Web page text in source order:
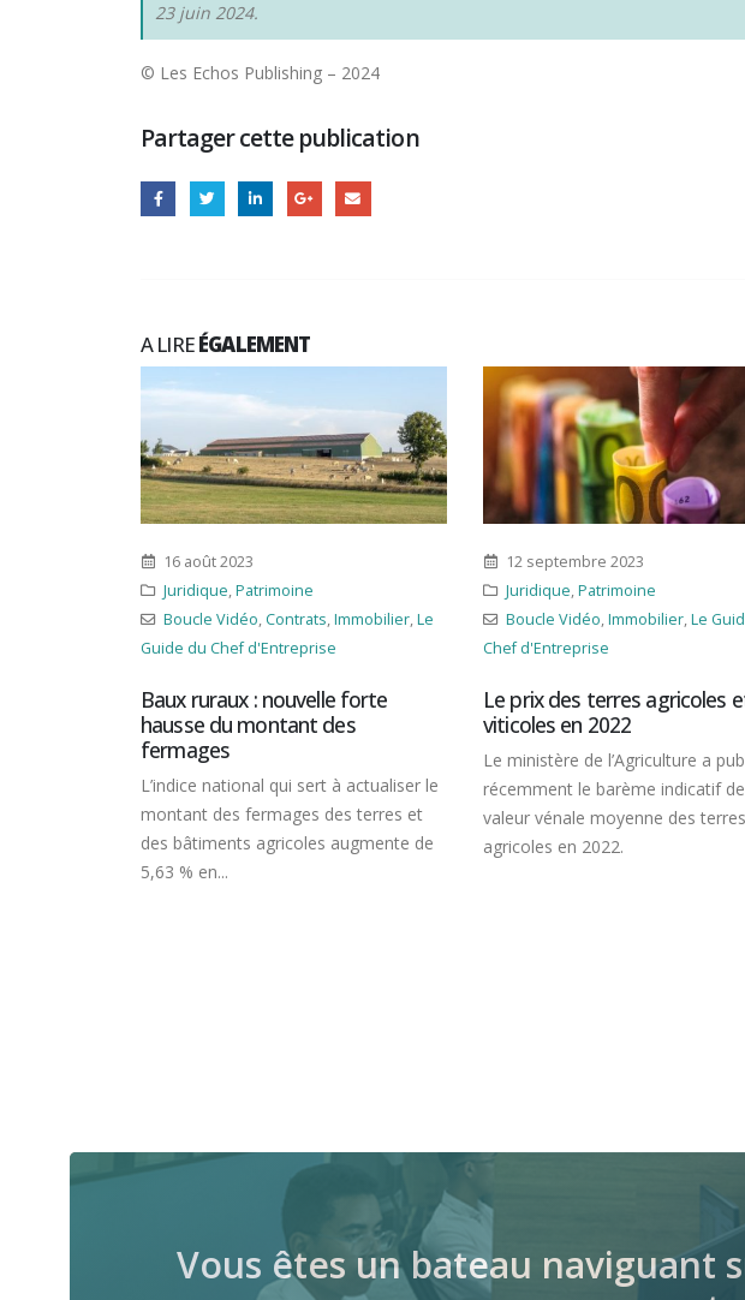
23 juin 2024.
© Les Echos Publishing – 2024
Partager cette publication
A LIREÉGALEMENT
12 septembre 2023
Juridique,Patrimoine
Boucle Vidéo,Immobilier,Le Guide du
Chef d'Entreprise
Le prix des terres agricoles et
viticoles en 2022
Le ministère de l’Agriculture a publié
récemment le barème indicatif de la
valeur vénale moyenne des terres
agricoles en 2022.
8 janvier 2024
Associations,Boucle Vidéo
du Chef d'Entreprise
s’engage »
Les associations qui portent un
innovant sur le plan social et/ou
environnemental peuvent
financement de la Fondation...
Vous êtes un bateau naviguant